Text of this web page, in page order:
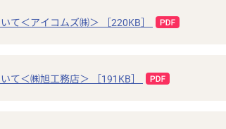
て＜アイコムズ㈱＞ ［220KB］
て＜㈱旭工務店＞ ［191KB］